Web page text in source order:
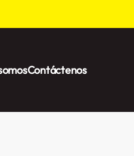
Contáctenos